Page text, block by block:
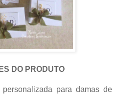
DO PRODUTO
para damas de